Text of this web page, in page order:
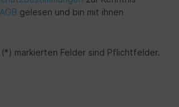
AGB gelesen und bin mit ihnen
markierten Felder sind Pflichtfelder.